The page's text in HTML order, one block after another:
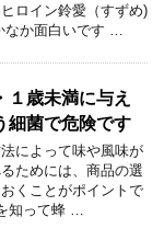
ロイン鈴愛（すずめ)
なか面白いです …
１歳未満に与え
細菌で危険です
によって味や風味が
ためには、商品の選
くことがポイントで
知って蜂 …